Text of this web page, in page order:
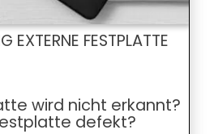
EXTERNE FESTPLATTE
wird nicht erkannt?
defekt?